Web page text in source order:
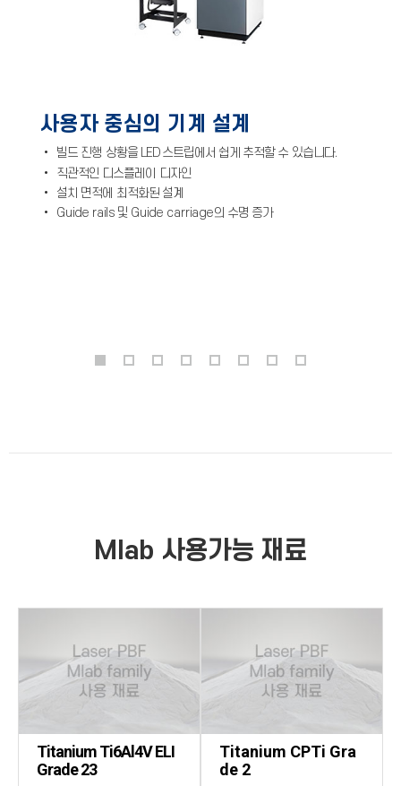
사용자 중심의 기계 설계
• 빌드 진행 상황을 LED 스트립에서 쉽게 추적할 수 있습니다.
• 직관적인 디스플레이 디자인
• 설치 면적에 최적화된 설계
• Guide rails 및 Guide carriage의 수명 증가
Mlab 사용가능 재료
Titanium Ti6Al4V ELI
Grade 23
Titanium CPTi Gra
de 2